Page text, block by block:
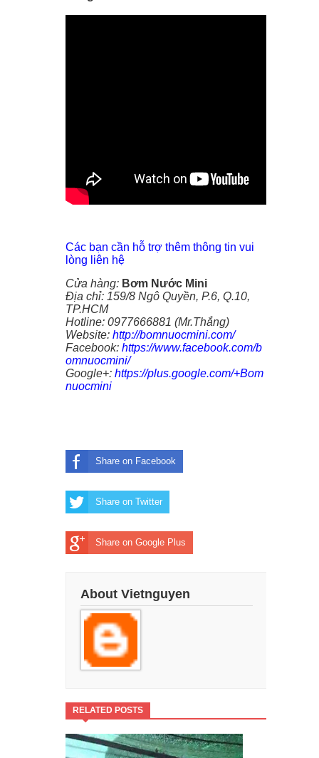
Các bạn cần hỗ trợ thêm thông tin vui
lòng liên hệ
Cửa hàng: Bơm Nước Mini
Địa chỉ: 159/8 Ngô Quyền, P.6, Q.10,
TP.HCM
Hotline: 0977666881 (Mr.Thắng)
Website: http://bomnuocmini.com/
Facebook: https://www.facebook.com/b
omnuocmini/
Google+: https://plus.google.com/+Bom
nuocmini
Share on Facebook
Share on Twitter
Share on Google Plus
About Vietnguyen
RELATED POSTS